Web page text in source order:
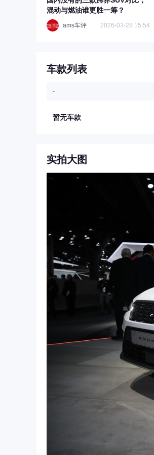
混动与燃油谁更胜一筹？
ams车评 2026-03-28 15:54
车款列表
-
暂无车款
实拍大图